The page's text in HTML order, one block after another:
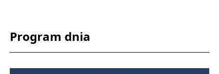
Program dnia